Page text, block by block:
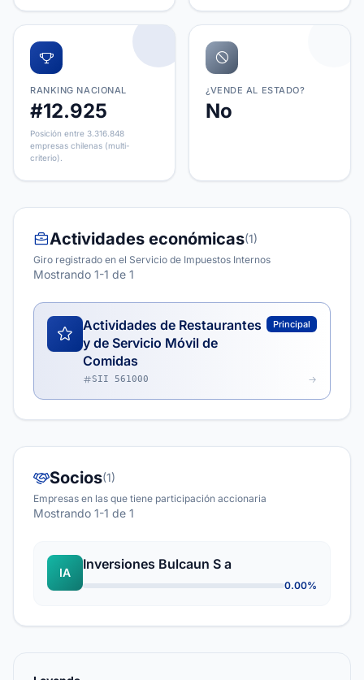
RANKING NACIONAL
#12.925
Posición entre 3.316.848
empresas chilenas (multi-
criterio).
¿VENDE AL ESTADO?
No
Actividades económicas(1)
Giro registrado en el Servicio de Impuestos Internos
Mostrando 1-1 de 1
Actividades de Restaurantes
y de Servicio Móvil de
Comidas
Principal
SII 561000
Socios(1)
Empresas en las que tiene participación accionaria
Mostrando 1-1 de 1
IA
Inversiones Bulcaun S a
0.00%